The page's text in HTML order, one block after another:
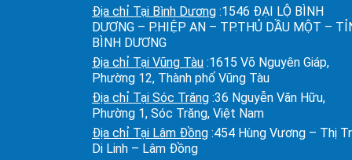
Địa chỉ Tại Bình Dương :1546 ĐẠI LỘ BÌNH
DƯƠNG – P.HIỆP AN – TP.THỦ DẦU MỘT –
BÌNH DƯƠNG
Địa chỉ Tại Vũng Tàu :1615 Võ Nguyên Giáp,
Phường 12, Thành phố Vũng Tàu
Địa chỉ Tại Sóc Trăng :36 Nguyễn Văn Hữu,
Phường 1, Sóc Trăng, Việt Nam
Địa chỉ Tại Lâm Đồng :454 Hùng Vương – Thị
Di Linh – Lâm Đồng